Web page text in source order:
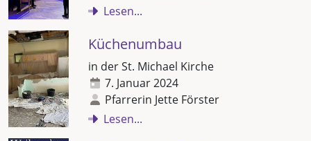
Lesen...
Küchenumbau
in der St. Michael Kirche
7. Januar 2024
Pfarrerin Jette Förster
Lesen...